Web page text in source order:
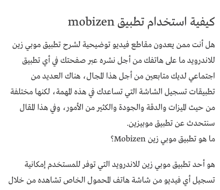
كيفية استخدام تطبيق mobizen
هل أنت ممن يعدون مقاطع فيديو توضيحية لشرح تطبيق موبي زين
للاندرويد ما على هاتفك من أجل نشره عبر صفحتك في أي تطبيق
اجتماعي لديك متابعين من أجل هذا المجال، هناك العديد من
تطبيقات تسجيل الشاشة التي تساعدك في هذه المهمة، لكنها مختلفة
من حيث الميزات والدقة والجودة والكثير من الأمور، وفي هذا المقال
سنتحدث عن تطبيق موبيزين.
ما هو تطبيق موبي زين Mobizen؟
هو أحد تطبيق موبي زين للاندرويد التي توفر للمستخدم إمكانية
تسجيل أي فيديو من شاشة هاتف المحمول الخاص تشاهده من خلال